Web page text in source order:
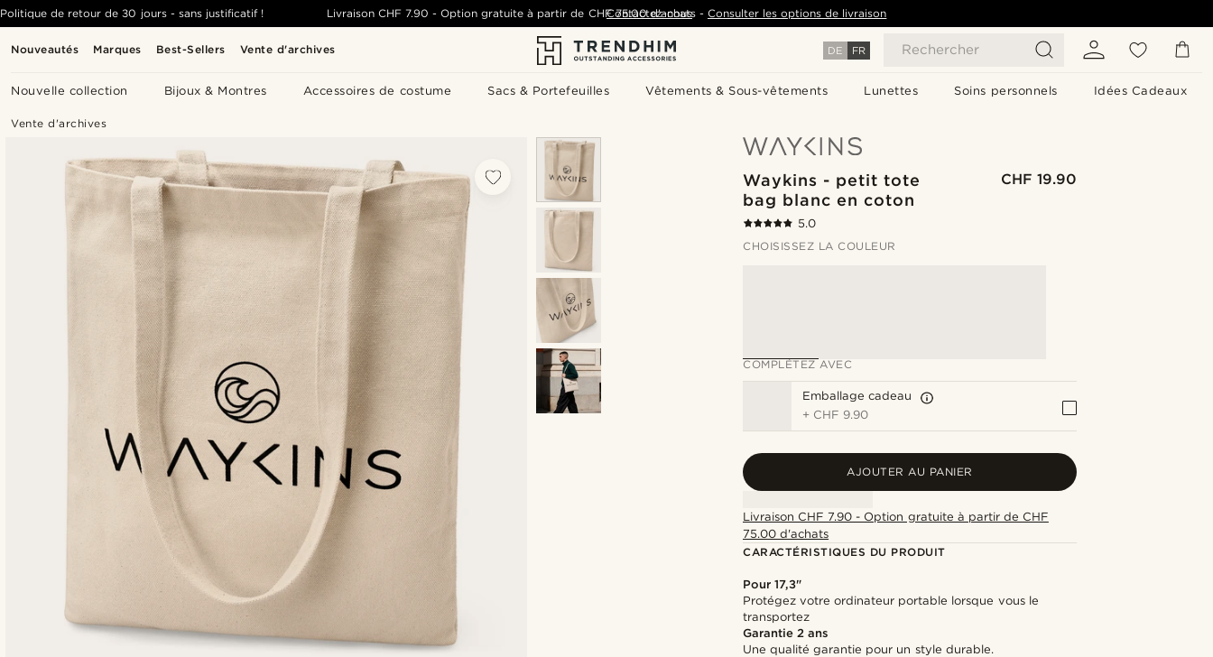
Nouveautés Marques Best-Sellers Vente d'archives DE FR Rechercher
Nouvelle collection Bijoux & Montres Accessoires de costume Sacs & Portefeuilles Vêtements & Sous-vêtements Lunettes Soins personnels Idées Cadeaux
Politique de retour de 30 jours - sans justificatif ! Livraison CHF 7.90 -Option gratuite à partir de CHF 75.00 d'achats - Consulter les options de livraison
Contactez-nous
Vente d'archives
Waykins - petit tote
bag blanc en coton
CHF 19.90
5.0
CHOISISSEZ LA COULEUR
COMPLÉTEZ AVEC
Emballage cadeau
+ CHF 9.90
AJOUTER AU PANIER
Livraison CHF 7.90 - Option gratuite à partir de CHF
75.00 d'achats
CARACTÉRISTIQUES DU PRODUIT
Pour 17,3"
Protégez votre ordinateur portable lorsque vous le
transportez
Garantie 2 ans
Une qualité garantie pour un style durable.